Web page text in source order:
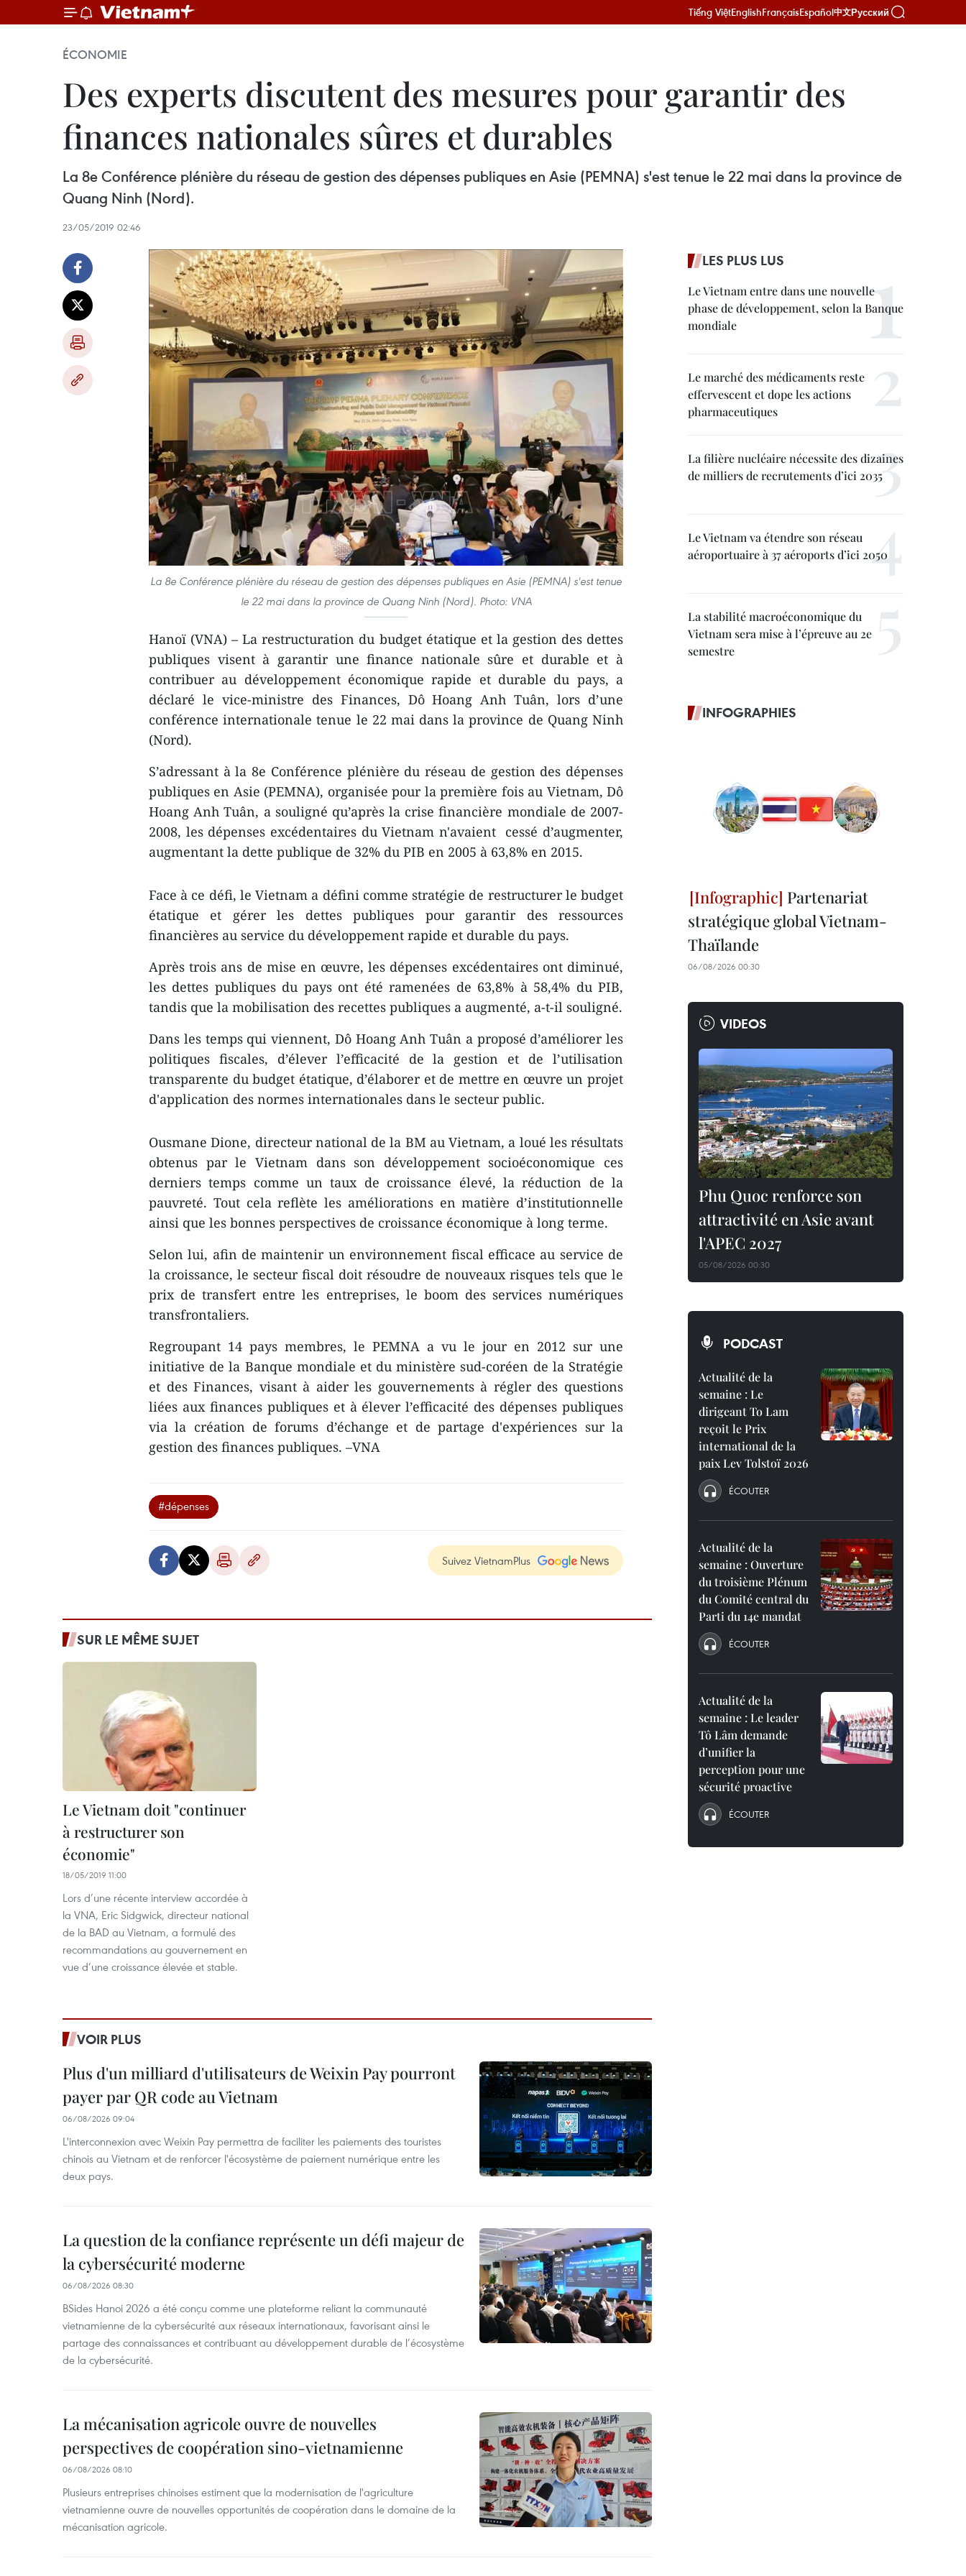
Tiếng ViệtEnglishFrançaisEspañol中文Русский
ÉCONOMIE
Des experts discutent des mesures pour garantir des
finances nationales sûres et durables
La 8e Conférence plénière du réseau de gestion des dépenses publiques en Asie (PEMNA) s'est tenue le 22 mai dans la province de
Quang Ninh (Nord).
23/05/2019 02:46
La 8e Conférence plénière du réseau de gestion des dépenses publiques en Asie (PEMNA) s'est tenue
le 22 mai dans la province de Quang Ninh (Nord). Photo: VNA
Hanoï (VNA) – La restructuration du budget étatique et la gestion des dettes
publiques visent à garantir une finance nationale sûre et durable et à
contribuer au développement économique rapide et durable du pays, a
déclaré le vice-ministre des Finances, Dô Hoang Anh Tuân, lors d’une
conférence internationale tenue le 22 mai dans la province de Quang Ninh
(Nord).
S’adressant à la 8e Conférence plénière du réseau de gestion des dépenses
publiques en Asie (PEMNA), organisée pour la première fois au Vietnam, Dô
Hoang Anh Tuân, a souligné qu’après la crise financière mondiale de 2007-
2008, les dépenses excédentaires du Vietnam n'avaient cessé d’augmenter,
augmentant la dette publique de 32% du PIB en 2005 à 63,8% en 2015.
Face à ce défi, le Vietnam a défini comme stratégie de restructurer le budget
étatique et gérer les dettes publiques pour garantir des ressources
financières au service du développement rapide et durable du pays.
Après trois ans de mise en œuvre, les dépenses excédentaires ont diminué,
les dettes publiques du pays ont été ramenées de 63,8% à 58,4% du PIB,
tandis que la mobilisation des recettes publiques a augmenté, a-t-il souligné.
Dans les temps qui viennent, Dô Hoang Anh Tuân a proposé d’améliorer les
politiques fiscales, d’élever l’efficacité de la gestion et de l’utilisation
transparente du budget étatique, d’élaborer et de mettre en œuvre un projet
d'application des normes internationales dans le secteur public.
Ousmane Dione, directeur national de la BM au Vietnam, a loué les résultats
obtenus par le Vietnam dans son développement socioéconomique ces
derniers temps comme un taux de croissance élevé, la réduction de la
pauvreté. Tout cela reflète les améliorations en matière d’institutionnelle
ainsi que les bonnes perspectives de croissance économique à long terme.
Selon lui, afin de maintenir un environnement fiscal efficace au service de
la croissance, le secteur fiscal doit résoudre de nouveaux risques tels que le
prix de transfert entre les entreprises, le boom des services numériques
transfrontaliers.
Regroupant 14 pays membres, le PEMNA a vu le jour en 2012 sur une
initiative de la Banque mondiale et du ministère sud-coréen de la Stratégie
et des Finances, visant à aider les gouvernements à régler des questions
liées aux finances publiques et à élever l’efficacité des dépenses publiques
via la création de forums d’échange et de partage d'expériences sur la
gestion des finances publiques. –VNA
#dépenses
Suivez VietnamPlus
SUR LE MÊME SUJET
Le Vietnam doit "continuer
à restructurer son
économie"
18/05/2019 11:00
Lors d’une récente interview accordée à
la VNA, Eric Sidgwick, directeur national
de la BAD au Vietnam, a formulé des
recommandations au gouvernement en
vue d’une croissance élevée et stable.
VOIR PLUS
Plus d'un milliard d'utilisateurs de Weixin Pay pourront
payer par QR code au Vietnam
06/08/2026 09:04
L'interconnexion avec Weixin Pay permettra de faciliter les paiements des touristes
chinois au Vietnam et de renforcer l'écosystème de paiement numérique entre les
deux pays.
La question de la confiance représente un défi majeur de
la cybersécurité moderne
06/08/2026 08:30
BSides Hanoi 2026 a été conçu comme une plateforme reliant la communauté
vietnamienne de la cybersécurité aux réseaux internationaux, favorisant ainsi le
partage des connaissances et contribuant au développement durable de l’écosystème
de la cybersécurité.
La mécanisation agricole ouvre de nouvelles
perspectives de coopération sino-vietnamienne
06/08/2026 08:10
Plusieurs entreprises chinoises estiment que la modernisation de l'agriculture
vietnamienne ouvre de nouvelles opportunités de coopération dans le domaine de la
mécanisation agricole.
LES PLUS LUS
Le Vietnam entre dans une nouvelle
phase de développement, selon la Banque
mondiale
Le marché des médicaments reste
effervescent et dope les actions
pharmaceutiques
La filière nucléaire nécessite des dizaines
de milliers de recrutements d’ici 2035
Le Vietnam va étendre son réseau
aéroportuaire à 37 aéroports d’ici 2050
La stabilité macroéconomique du
Vietnam sera mise à l’épreuve au 2e
semestre
INFOGRAPHIES
Partenariat
stratégique global Vietnam-
Thaïlande
06/08/2026 00:30
VIDEOS
Phu Quoc renforce son
attractivité en Asie avant
l'APEC 2027
05/08/2026 00:30
PODCAST
Actualité de la
semaine : Le
dirigeant To Lam
reçoit le Prix
international de la
paix Lev Tolstoï 2026
ÉCOUTER
Actualité de la
semaine : Ouverture
du troisième Plénum
du Comité central du
Parti du 14e mandat
ÉCOUTER
Actualité de la
semaine : Le leader
Tô Lâm demande
d’unifier la
perception pour une
sécurité proactive
ÉCOUTER